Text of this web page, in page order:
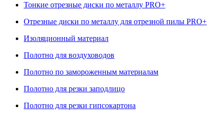
Тонкие отрезные диски по металлу PRO+
Отрезные диски по металлу для отрезной пилы PRO+
Изоляционный материал
Полотно для воздуховодов
Полотно по замороженным материалам
Полотно для резки заподлицо
Полотно для резки гипсокартона